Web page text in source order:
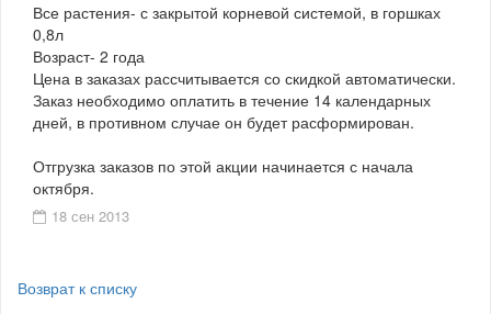
Все растения- с закрытой корневой системой, в горшках
0,8л
Возраст- 2 года
Цена в заказах рассчитывается со скидкой автоматически.
Заказ необходимо оплатить в течение 14 календарных
дней, в противном случае он будет расформирован.
Отгрузка заказов по этой акции начинается с начала
октября.
18 сен 2013
Возврат к списку